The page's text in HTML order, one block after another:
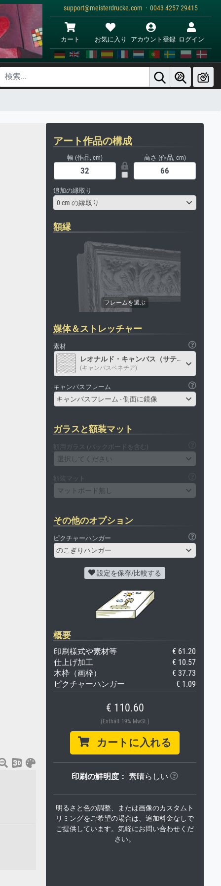
support@meisterdrucke.com · 0043 4257 29415
カート お気に入り アカウント登録 ログイン
アート作品の構成
幅 (作品, cm) 高さ (作品, cm)
追加の縁取り
0 cm の縁取り
額縁
媒体＆ストレッチャー
素材
レオナルド・キャンバス（サテン）
(キャンバスベネチア)
キャンバスフレーム
キャンバスフレーム - 側面に鏡像
ガラスと額装マット
額用ガラス (バックボードを含む)
選択してください
額装マット
マットボード無し
その他のオプション
ピクチャーハンガー
のこぎりハンガー
設定を保存/比較する
概要
印刷様式や素材等
€ 61.20
仕上げ加工
€ 10.57
木枠（画枠）
€ 37.73
ピクチャーハンガー
€ 1.09
€ 110.60
(Enthält 19% MwSt.)
カートに入れる
印刷の鮮明度： 素晴らしい
明るさと色の調整、または画像のカスタムト
リミングをご希望の場合は、追加料金なしで
ご提供しています。気軽にお問い合わせくだ
さい。